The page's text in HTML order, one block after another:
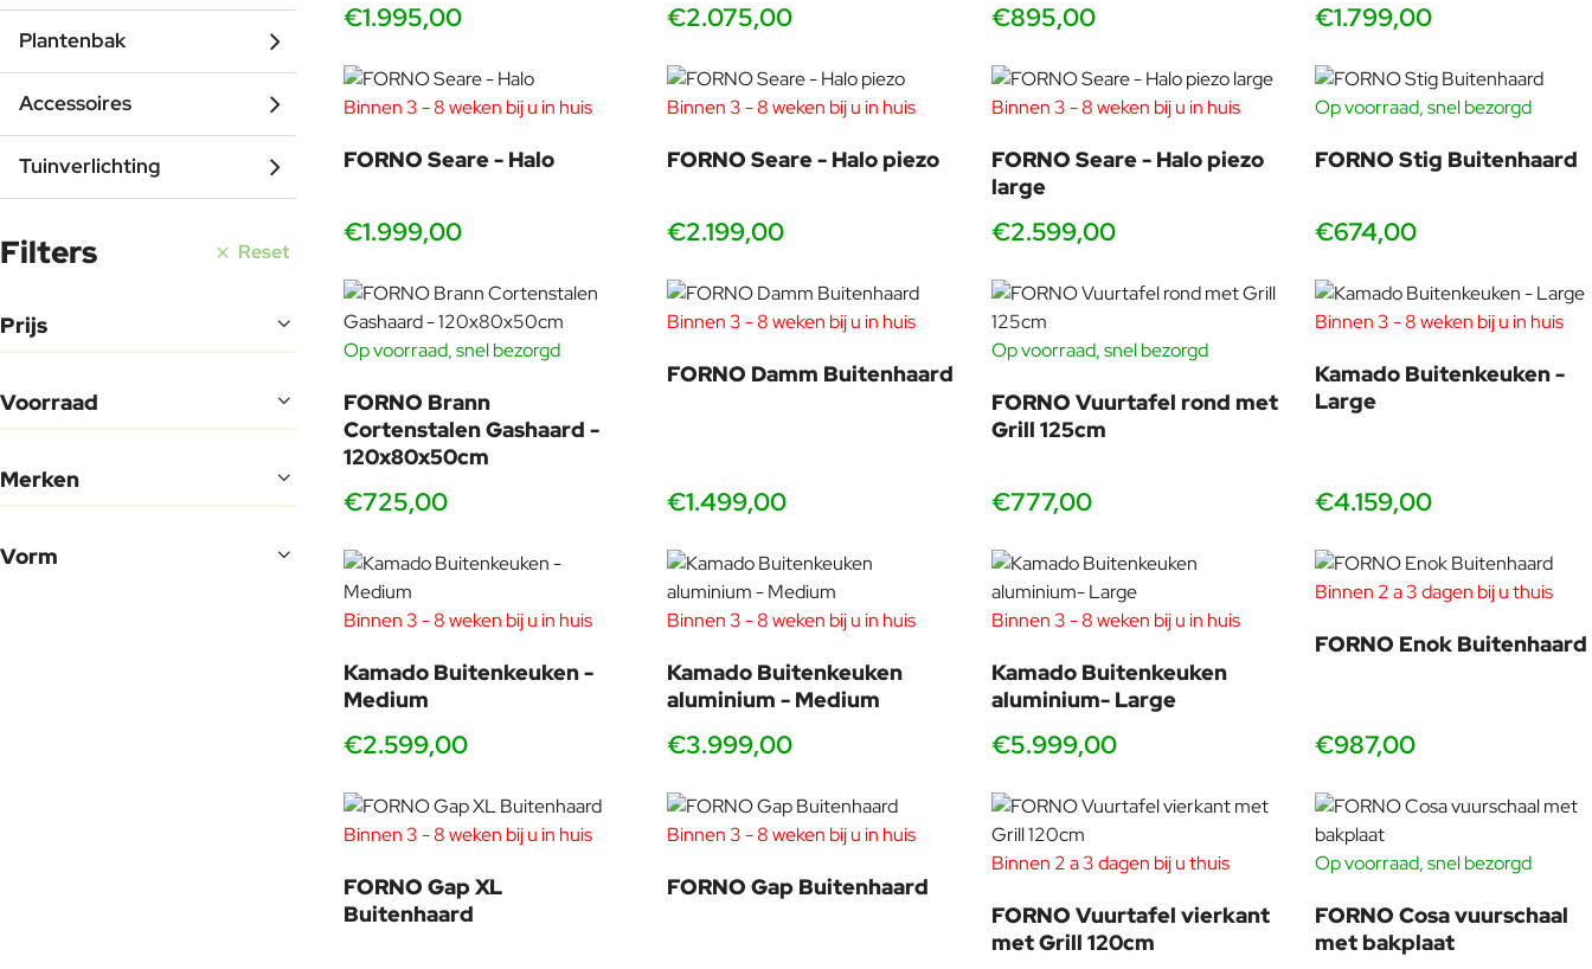
Plantenbak
Accessoires
Tuinverlichting
Filters Reset
Prijs
Voorraad
Merken
Vorm
€1.995,00 €2.075,00 €895,00 €1.799,00
Binnen 3 - 8 weken bij u in huis
FORNO Seare - Halo
€1.999,00
Binnen 3 - 8 weken bij u in huis
FORNO Seare - Halo piezo
€2.199,00
Binnen 3 - 8 weken bij u in huis
FORNO Seare - Halo piezo
large
€2.599,00
Op voorraad, snel bezorgd
FORNO Stig Buitenhaard
€674,00
Op voorraad, snel bezorgd
FORNO Brann
Cortenstalen Gashaard -
120x80x50cm
€725,00
Binnen 3 - 8 weken bij u in huis
FORNO Damm Buitenhaard
€1.499,00
Op voorraad, snel bezorgd
FORNO Vuurtafel rond met
Grill 125cm
€777,00
Binnen 3 - 8 weken bij u in huis
Kamado Buitenkeuken -
Large
€4.159,00
Binnen 3 - 8 weken bij u in huis
Kamado Buitenkeuken -
Medium
€2.599,00
Binnen 3 - 8 weken bij u in huis
Kamado Buitenkeuken
aluminium - Medium
€3.999,00
Binnen 3 - 8 weken bij u in huis
Kamado Buitenkeuken
aluminium- Large
€5.999,00
Binnen 2 a 3 dagen bij u thuis
FORNO Enok Buitenhaard
€987,00
Binnen 3 - 8 weken bij u in huis
FORNO Gap XL
Buitenhaard
Binnen 3 - 8 weken bij u in huis
FORNO Gap Buitenhaard
Binnen 2 a 3 dagen bij u thuis
FORNO Vuurtafel vierkant
met Grill 120cm
Op voorraad, snel bezorgd
FORNO Cosa vuurschaal
met bakplaat